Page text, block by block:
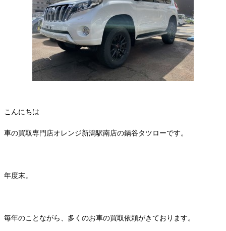
こんにちは
車の買取専門店オレンジ新潟駅南店の鍋谷タツローです。
年度末。
毎年のことながら、多くのお車の買取依頼がきております。